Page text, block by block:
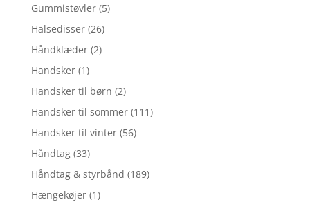
Gummistøvler (5)
Halsedisser (26)
Håndklæder (2)
Handsker (1)
Handsker til børn (2)
Handsker til sommer (111)
Handsker til vinter (56)
Håndtag (33)
Håndtag & styrbånd (189)
Hængekøjer (1)